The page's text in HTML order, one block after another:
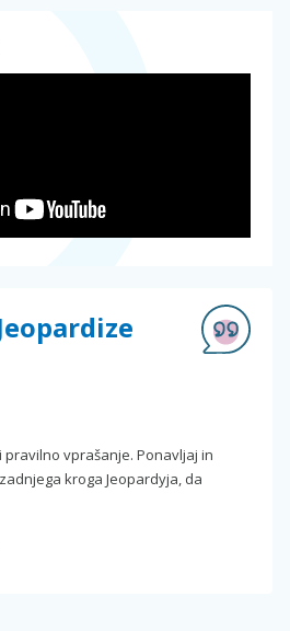
vprašanje. Ponavljaj in
kroga Jeopardyja, da